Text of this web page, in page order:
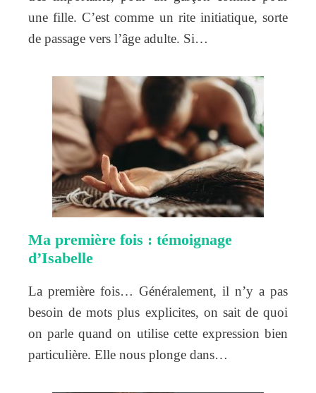
une fille. C’est comme un rite initiatique, sorte
de passage vers l’âge adulte. Si…
Ma première fois : témoignage
d’Isabelle
La première fois… Généralement, il n’y a pas
besoin de mots plus explicites, on sait de quoi
on parle quand on utilise cette expression bien
particulière. Elle nous plonge dans…